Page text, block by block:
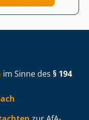
im Sinne des § 194